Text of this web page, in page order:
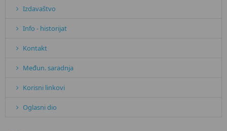
Izdavaštvo
Info - historijat
Kontakt
Međun. saradnja
Korisni linkovi
Oglasni dio